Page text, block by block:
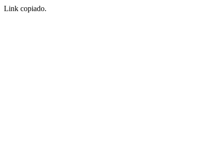
Link copiado.